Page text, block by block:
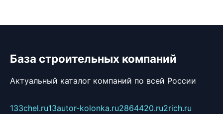
База строительных компаний
Актуальный каталог компаний по всей России
133chel.ru13autor-kolonka.ru2864420.ru2rich.ru